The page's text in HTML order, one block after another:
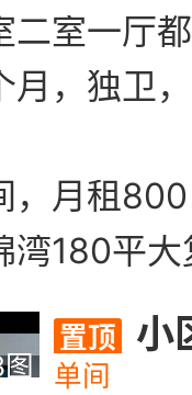
二室一厅
月，独卫
月租800
式，两个卫生间，一
置顶 小区周
单间